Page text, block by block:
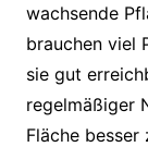
wachsende
brauchen viel
sie gut
regelmäßiger
Fläche besser